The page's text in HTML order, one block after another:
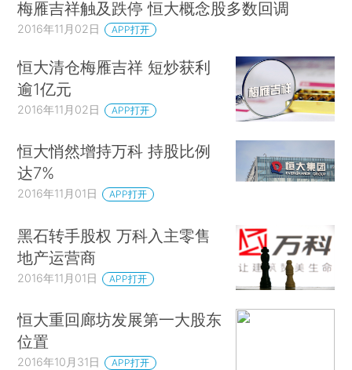
梅雁吉祥触及跌停 恒大概念股多数回调
2016年11月02日 APP打开
恒大清仓梅雁吉祥 短炒获利
逾1亿元
2016年11月02日 APP打开
恒大悄然增持万科 持股比例
达7%
2016年11月01日 APP打开
黑石转手股权 万科入主零售
地产运营商
2016年11月01日 APP打开
恒大重回廊坊发展第一大股东
位置
2016年10月31日 APP打开